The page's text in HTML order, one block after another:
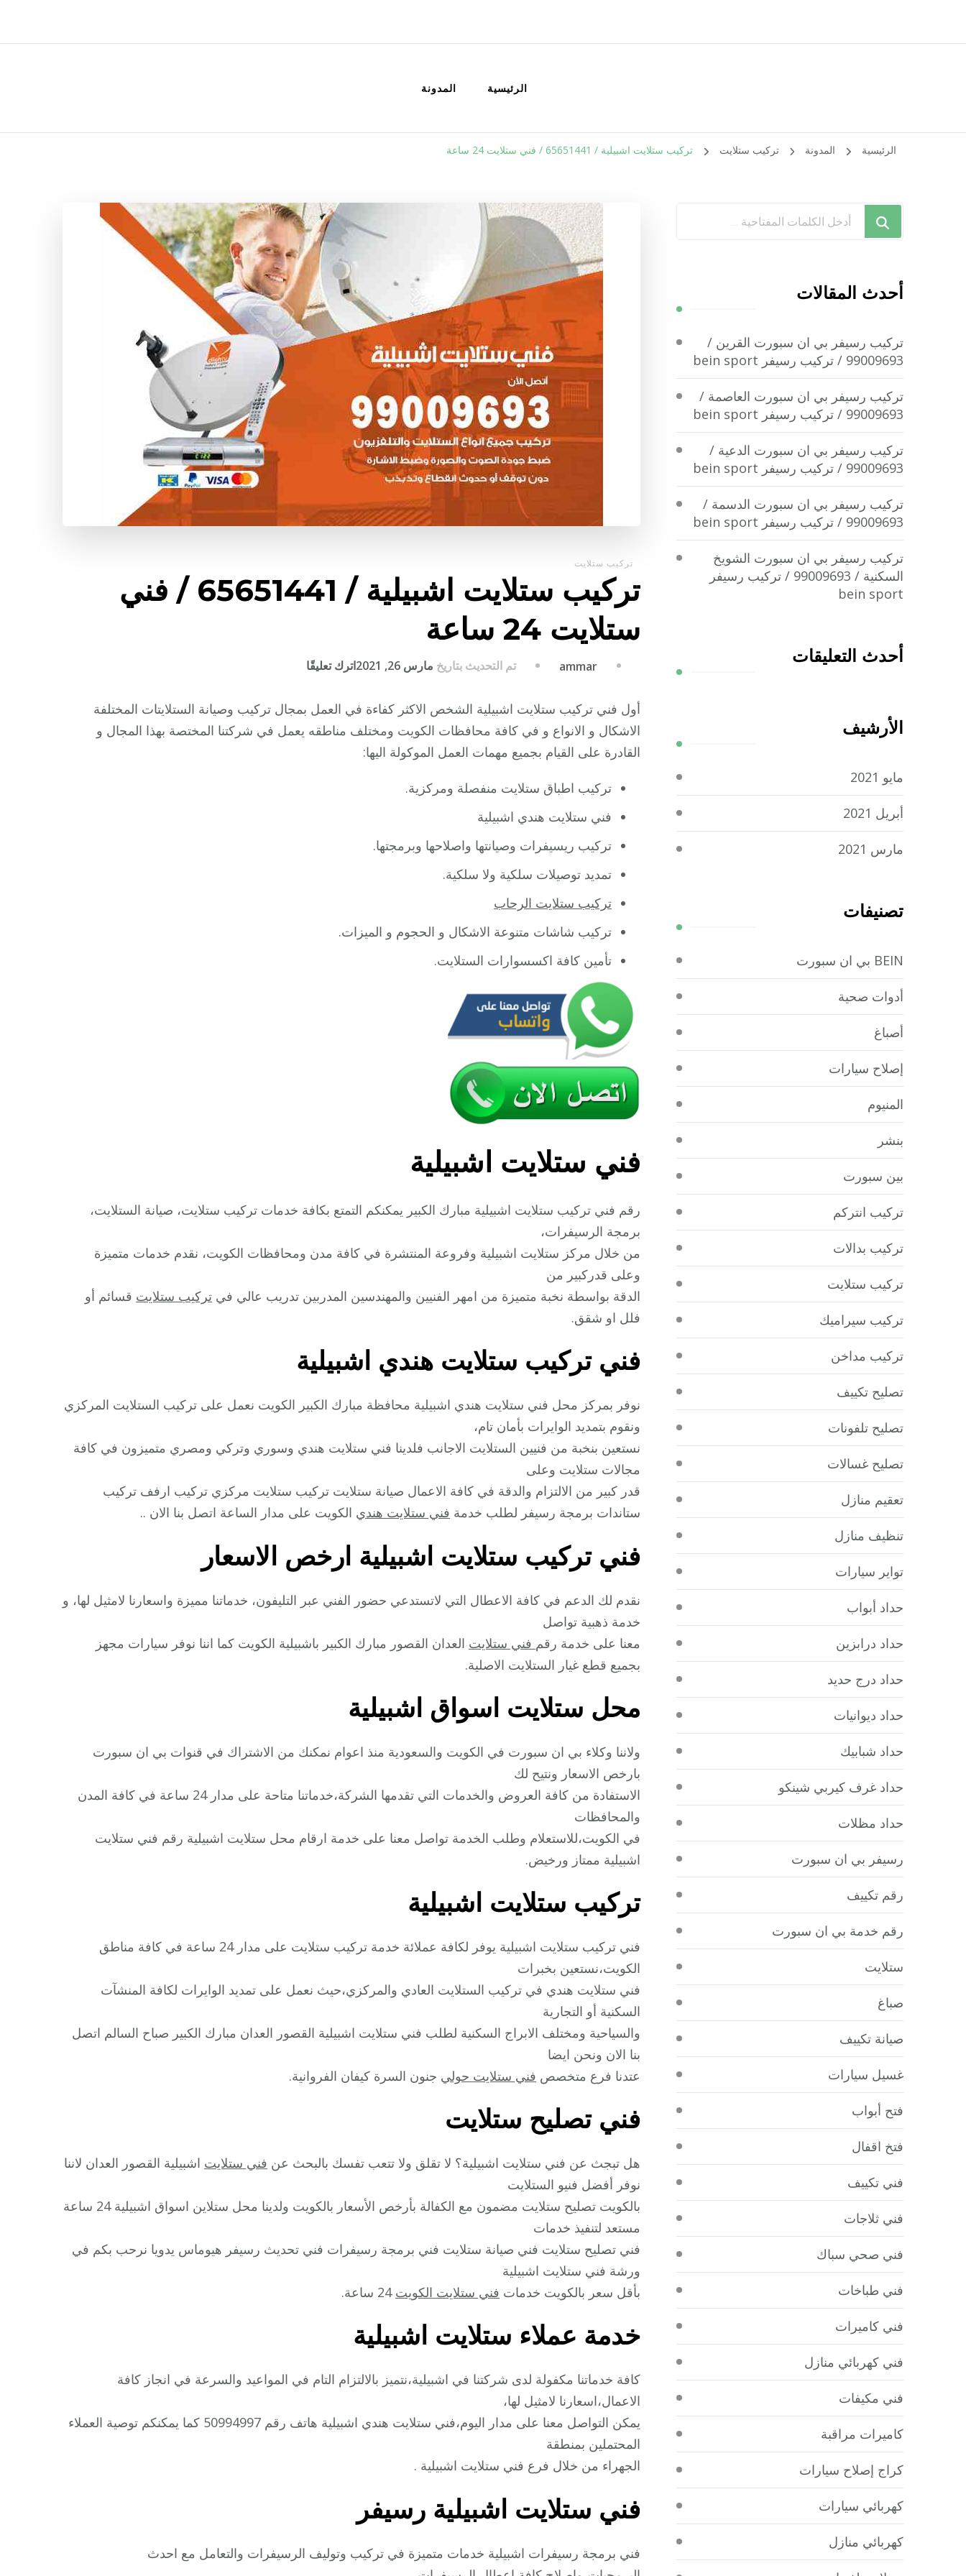
الرئيسية المدونة
الرئيسية المدونة تركيب ستلايت تركيب ستلايت اشبيلية / 65651441 / فني ستلايت 24 ساعة
تركيب ستلايت
تركيب ستلايت اشبيلية / 65651441 / فني
ستلايت 24 ساعة
ammar تم التحديث بتاريخ مارس 26, 2021 اترك تعليقًا
ستلايت
اشبيلية
/
أول فني تركيب ستلايت اشبيلية الشخص الاكثر كفاءة في العمل بمجال تركيب وصيانة الستلايتات المختلفة
الاشكال و الانواع و في كافة محافظات الكويت ومختلف مناطقه يعمل في شركتنا المختصة بهذا المجال و
القادرة على القيام بجميع مهمات العمل الموكولة اليها:
تركيب اطباق ستلايت منفصلة ومركزية.
فني ستلايت هندي اشبيلية
تركيب ريسيفرات وصيانتها واصلاحها وبرمجتها.
تمديد توصيلات سلكية ولا سلكية.
تركيب ستلايت الرحاب
تركيب شاشات متنوعة الاشكال و الحجوم و الميزات.
تأمين كافة اكسسوارات الستلايت.
فني ستلايت اشبيلية
رقم فني تركيب ستلايت اشبيلية مبارك الكبير يمكنكم التمتع بكافة خدمات تركيب ستلايت، صيانة الستلايت،
برمجة الرسيفرات،
من خلال مركز ستلايت اشبيلية وفروعة المنتشرة في كافة مدن ومحافظات الكويت، نقدم خدمات متميزة
وعلى قدركبير من
الدقة بواسطة نخبة متميزة من امهر الفنيين والمهندسين المدربين تدريب عالي في تركيب ستلايت قسائم أو
فلل او شقق.
فني تركيب ستلايت هندي اشبيلية
نوفر بمركز محل فني ستلايت هندي اشبيلية محافظة مبارك الكبير الكويت نعمل على تركيب الستلايت المركزي
ونقوم بتمديد الوايرات بأمان تام،
نستعين بنخبة من فنيين الستلايت الاجانب فلدينا فني ستلايت هندي وسوري وتركي ومصري متميزون في كافة
مجالات ستلايت وعلى
قدر كبير من الالتزام والدقة في كافة الاعمال صيانة ستلايت تركيب ستلايت مركزي تركيب ارفف تركيب
ستاندات برمجة رسيفر لطلب خدمة فني ستلايت هندي الكويت على مدار الساعة اتصل بنا الان ..
فني تركيب ستلايت اشبيلية ارخص الاسعار
نقدم لك الدعم في كافة الاعطال التي لاتستدعي حضور الفني عبر التليفون، خدماتنا مميزة واسعارنا لامثيل لها، و
خدمة ذهبية تواصل
معنا على خدمة رقم فني ستلايت العدان القصور مبارك الكبير باشبيلية الكويت كما اننا نوفر سيارات مجهز
بجميع قطع غيار الستلايت الاصلية.
محل ستلايت اسواق اشبيلية
ولاننا وكلاء بي ان سبورت في الكويت والسعودية منذ اعوام نمكنك من الاشتراك في قنوات بي ان سبورت
بارخص الاسعار ونتيح لك
الاستفادة من كافة العروض والخدمات التي تقدمها الشركة،خدماتنا متاحة على مدار 24 ساعة في كافة المدن
والمحافظات
في الكويت،للاستعلام وطلب الخدمة تواصل معنا على خدمة ارقام محل ستلايت اشبيلية رقم فني ستلايت
اشبيلية ممتاز ورخيض.
تركيب ستلايت اشبيلية
فني تركيب ستلايت اشبيلية يوفر لكافة عملائة خدمة تركيب ستلايت على مدار 24 ساعة في كافة مناطق
الكويت،نستعين بخبرات
فني ستلايت هندي في تركيب الستلايت العادي والمركزي،حيث نعمل على تمديد الوايرات لكافة المنشآت
السكنية أو التجارية
والسياحية ومختلف الابراج السكنية لطلب فني ستلايت اشبيلية القصور العدان مبارك الكبير صباح السالم اتصل
بنا الان ونحن ايضا
عتدنا فرع متخصص فني ستلايت حولي جنون السرة كيفان الفروانية.
فني تصليح ستلايت
هل تبجث عن فني ستلايت اشبيلية؟ لا تقلق ولا تتعب تفسك بالبحث عن فني ستلايت اشبيلية القصور العدان لاننا
نوفر أفضل فنيو الستلايت
بالكويت تصليح ستلايت مضمون مع الكفالة بأرخص الأسعار بالكويت ولدينا محل ستلاين اسواق اشبيلية 24 ساعة
مستعد لتنفيذ خدمات
فني تصليح ستلايت فني صيانة ستلايت فني برمجة رسيفرات فني تحديث رسيفر هيوماس يدويا نرحب بكم في
ورشة فني ستلايت اشبيلية
بأقل سعر بالكويت خدمات فني ستلايت الكويت 24 ساعة.
خدمة عملاء ستلايت اشبيلية
كافة خدماتنا مكفولة لدى شركتنا في اشبيلية،نتميز بالالتزام التام في المواعيد والسرعة في انجاز كافة
الاعمال،اسعارنا لامثيل لها،
يمكن التواصل معنا على مدار اليوم،فني ستلايت هندي اشبيلية هاتف رقم 50994997 كما يمكنكم توصية العملاء
المحتملين بمنطقة
الجهراء من خلال فرع فني ستلايت اشبيلية .
فني ستلايت اشبيلية رسيفر
فني برمجة رسيفرات اشبيلية خدمات متميزة في تركيب وتوليف الرسيفرات والتعامل مع احدث
تبحث
شيء
ما؟
أحدث المقالات
تركيب رسيفر بي ان سبورت القرين /
99009693 / تركيب رسيفر bein sport
تركيب رسيفر بي ان سبورت العاصمة /
99009693 / تركيب رسيفر bein sport
تركيب رسيفر بي ان سبورت الدعية /
99009693 / تركيب رسيفر bein sport
تركيب رسيفر بي ان سبورت الدسمة /
99009693 / تركيب رسيفر bein sport
تركيب رسيفر بي ان سبورت الشويخ
السكنية / 99009693 / تركيب رسيفر
bein sport
أحدث التعليقات
الأرشيف
مايو 2021
أبريل 2021
مارس 2021
تصنيفات
BEIN بي ان سبورت
أدوات صحية
أصباغ
إصلاح سيارات
المنيوم
بنشر
بين سبورت
تركيب انتركم
تركيب بدالات
تركيب ستلايت
تركيب سيراميك
تركيب مداخن
تصليح تكييف
تصليح تلفونات
تصليح غسالات
تعقيم منازل
تنظيف منازل
تواير سيارات
حداد أبواب
حداد درابزين
حداد درج حديد
حداد ديوانيات
حداد شبابيك
حداد غرف كيربي شينكو
حداد مظلات
رسيفر بي ان سبورت
رقم تكييف
رقم خدمة بي ان سبورت
ستلايت
صباغ
صيانة تكييف
غسيل سيارات
فتح أبواب
فتخ اقفال
فني تكييف
فني ثلاجات
فني صحي سباك
فني طباخات
فني كاميرات
فني كهربائي منازل
فني مكيفات
كاميرات مراقبة
كراج إصلاح سيارات
كهربائي سيارات
كهربائي منازل